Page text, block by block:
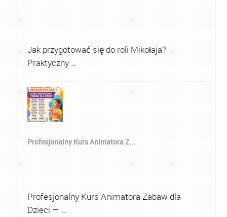
Jak przygotować się do roli Mikołaja?
Praktyczny …
Profesjonalny Kurs Animatora Z...
Profesjonalny Kurs Animatora Zabaw dla
Dzieci — …